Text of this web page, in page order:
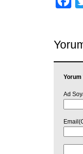
Yorum
Ad